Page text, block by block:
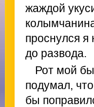
жаждой
проснулся я
до развода.
Рот мой
подумал,
бы